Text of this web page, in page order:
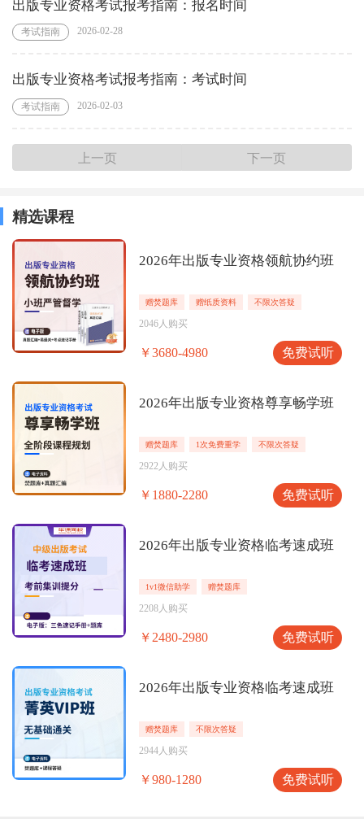
出版专业资格考试报考指南：报名时间
考试指南 2026-02-28
出版专业资格考试报考指南：考试时间
考试指南 2026-02-03
上一页 下一页
精选课程
2026年出版专业资格领航协约班
赠焚题库 赠纸质资料 不限次答疑
2046人购买
￥3680-4980 免费试听
2026年出版专业资格尊享畅学班
赠焚题库 1次免费重学 不限次答疑
2922人购买
￥1880-2280 免费试听
2026年出版专业资格临考速成班
1v1微信助学 赠焚题库
2208人购买
￥2480-2980 免费试听
2026年出版专业资格临考速成班
赠焚题库 不限次答疑
2944人购买
￥980-1280 免费试听